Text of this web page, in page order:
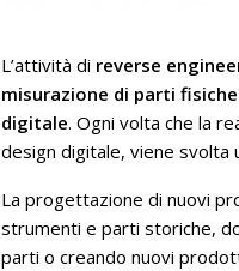
L’attività di reverse
misurazione di parti
digitale. Ogni volta che la
design digitale, viene svolta
La progettazione di nuovi
strumenti e parti storiche,
parti o creando nuovi